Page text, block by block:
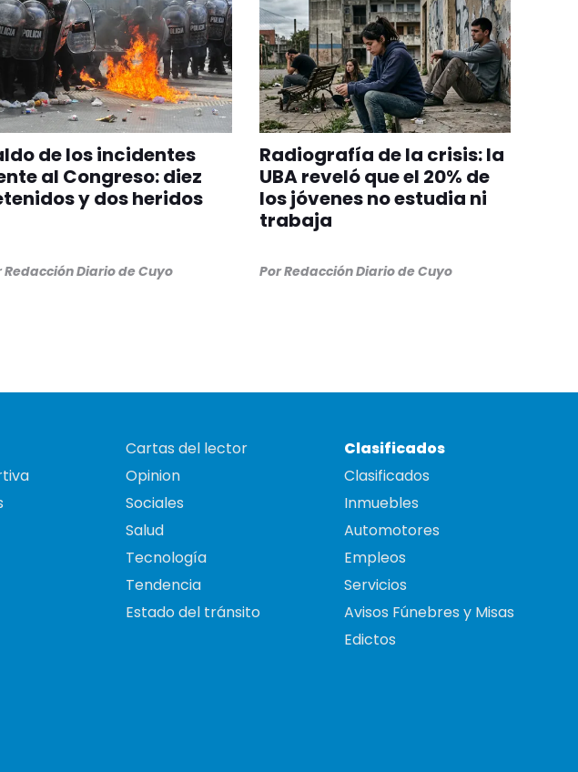
de los incidentes
al Congreso: diez
y dos heridos
Redacción Diario de Cuyo
Radiografía de la crisis: la
UBA reveló que el 20% de
los jóvenes no estudia ni
trabaja
PorRedacción Diario de Cuyo
Cartas del lector
Opinion
Sociales
Salud
Tecnología
Tendencia
Estado del tránsito
Clasificados
Clasificados
Inmuebles
Automotores
Empleos
Servicios
Avisos Fúnebres y Misas
Edictos